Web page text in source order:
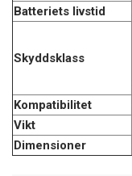
Batteriets livstid
Skyddsklass
Kompatibilitet
Vikt
Dimensioner